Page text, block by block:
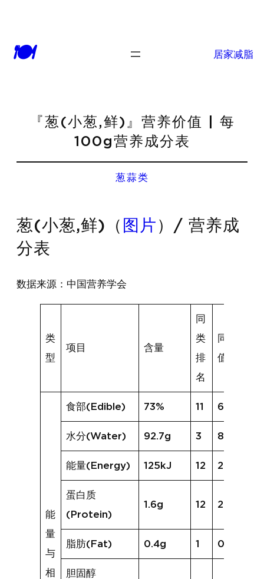
🍽 居家减脂
『葱(小葱,鲜)』营养价值 | 每
100g营养成分表
葱蒜类
葱(小葱,鲜)（ 图片 ）/ 营养成
分表
数据来源：中国营养学会
类
型
项目 含量
同
类
排
名
同类均
值
能
量
与
相
食部(Edible) 73% 11 68%
水分(Water) 92.7g 3 86.2g
能量(Energy) 125kJ 12 229kJ
蛋白质
(Protein)
1.6g 12 2.2g
脂肪(Fat) 0.4g 1 0.3g
胆固醇